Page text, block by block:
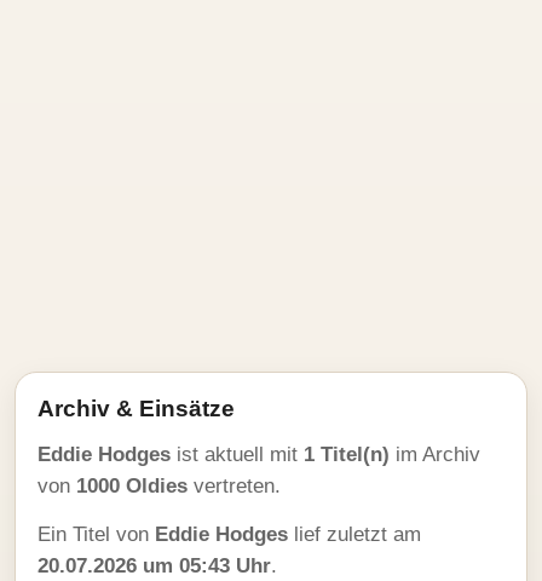
Archiv & Einsätze
Eddie Hodges ist aktuell mit 1 Titel(n) im Archiv
von 1000 Oldies vertreten.
Ein Titel von Eddie Hodges lief zuletzt am
20.07.2026 um 05:43 Uhr.